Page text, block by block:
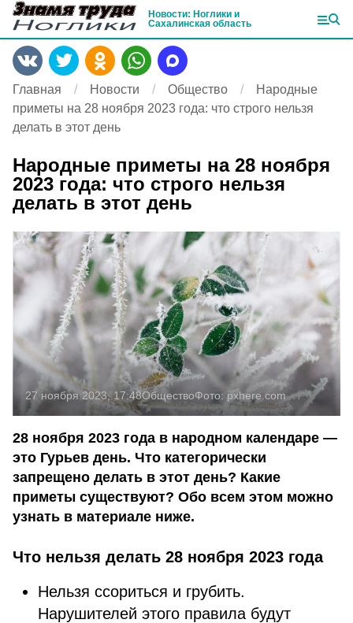
Новости: Ноглики и
Сахалинская область
Главная Новости Общество
Народные
приметы на 28 ноября 2023 года: что строго нельзя
делать в этот день
Народные приметы на 28 ноября
2023 года: что строго нельзя
делать в этот день
27 ноября 2023, 17:48ОбществоФото: pxhere.com
28 ноября 2023 года в народном календаре —
это Гурьев день. Что категорически
запрещено делать в этот день? Какие
приметы существуют? Обо всем этом можно
узнать в материале ниже.
Что нельзя делать 28 ноября 2023 года
Нельзя ссориться и грубить.
Нарушителей этого правила будут